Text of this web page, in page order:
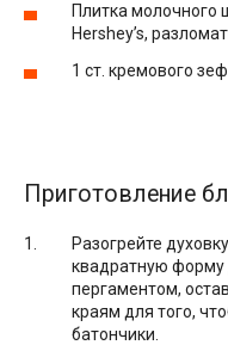
Плитка молочного
Hershey’s,
1 ст. кремового
Приготовление
Разогрейте
квадратную форму
пергаментом,
краям для того,
батончики.